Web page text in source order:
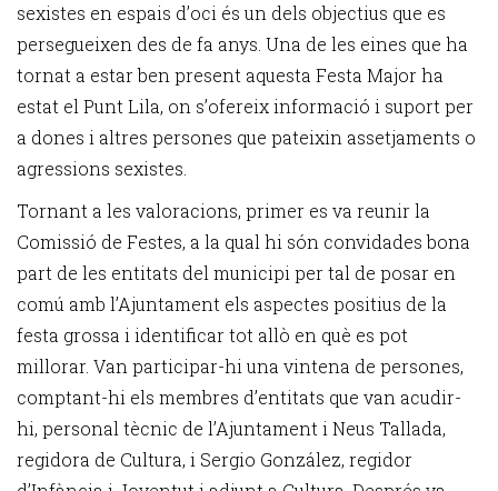
sexistes en espais d’oci és un dels objectius que es
persegueixen des de fa anys. Una de les eines que ha
tornat a estar ben present aquesta Festa Major ha
estat el Punt Lila, on s’ofereix informació i suport per
a dones i altres persones que pateixin assetjaments o
agressions sexistes.
Tornant a les valoracions, primer es va reunir la
Comissió de Festes, a la qual hi són convidades bona
part de les entitats del municipi per tal de posar en
comú amb l’Ajuntament els aspectes positius de la
festa grossa i identificar tot allò en què es pot
millorar. Van participar-hi una vintena de persones,
comptant-hi els membres d’entitats que van acudir-
hi, personal tècnic de l’Ajuntament i Neus Tallada,
regidora de Cultura, i Sergio González, regidor